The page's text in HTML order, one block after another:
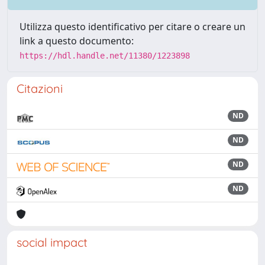
Utilizza questo identificativo per citare o creare un
link a questo documento:
https://hdl.handle.net/11380/1223898
Citazioni
ND
ND
ND
ND
social impact